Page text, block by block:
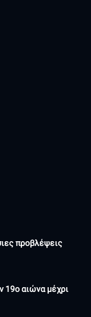
προβλέψεις
19ο αιώνα μέχρι